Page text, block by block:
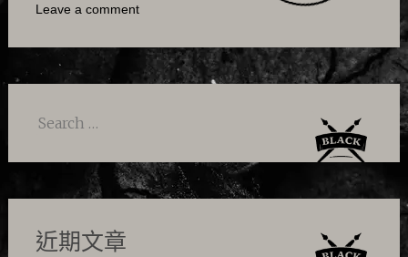
Leave a comment
Search
近期文章